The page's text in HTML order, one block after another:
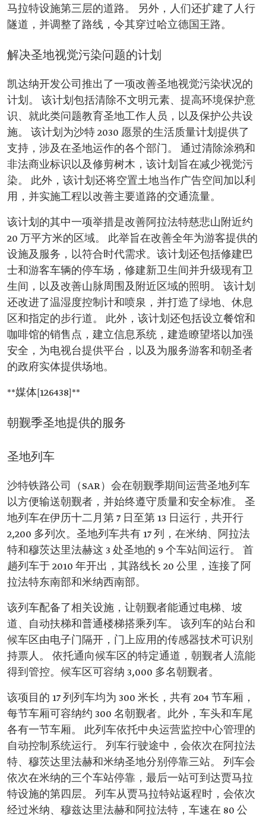
马拉特设施第三层的道路。 另外，人们还扩建了人行
隧道，并调整了路线，令其穿过哈立德国王路。
解决圣地视觉污染问题的计划
凯达纳开发公司推出了一项改善圣地视觉污染状况的
计划。 该计划包括清除不文明元素、提高环境保护意
识、就此类问题教育圣地工作人员，以及保护公共设
施。 该计划为沙特 2030 愿景的生活质量计划提供了
支持，涉及在圣地运作的各个部门。 通过清除涂鸦和
非法商业标识以及修剪树木，该计划旨在减少视觉污
染。 此外，该计划还将空置土地当作广告空间加以利
用，并实施工程以改善主要道路的交通流量。
该计划的其中一项举措是改善阿拉法特慈悲山附近约
20 万平方米的区域。 此举旨在改善全年为游客提供的
设施及服务，以符合时代需求。该计划还包括修建巴
士和游客车辆的停车场，修建新卫生间并升级现有卫
生间，以及改善山脉周围及附近区域的照明。 该计划
还改进了温湿度控制计和喷泉，并打造了绿地、休息
区和指定的步行道。 此外，该计划还包括设立餐馆和
咖啡馆的销售点，建立信息系统，建造瞭望塔以加强
安全，为电视台提供平台，以及为服务游客和朝圣者
的政府实体提供场地。
**媒体[126438]**
朝觐季圣地提供的服务
圣地列车
沙特铁路公司（SAR）会在朝觐季期间运营圣地列车
以方便输送朝觐者，并始终遵守质量和安全标准。 圣
地列车在伊历十二月第 7 日至第 13 日运行，共开行
2,200 多列次。圣地列车共有 17 列，在米纳、阿拉法
特和穆茨达里法赫这 3 处圣地的 9 个车站间运行。 首
趟列车于 2010 年开出，其路线长 20 公里，连接了阿
拉法特东南部和米纳西南部。
该列车配备了相关设施，让朝觐者能通过电梯、坡
道、自动扶梯和普通楼梯搭乘列车。 该列车的站台和
候车区由电子门隔开，门上应用的传感器技术可识别
持票人。 依托通向候车区的特定通道，朝觐者人流能
得到管控。候车区可容纳 3,000 多名朝觐者。
该项目的 17 列列车均为 300 米长，共有 204 节车厢，
每节车厢可容纳约 300 名朝觐者。此外，车头和车尾
各有一节车厢。 此列车依托中央运营监控中心管理的
自动控制系统运行。 列车行驶途中，会依次在阿拉法
特、穆茨达里法赫和米纳圣地分别停靠三站。 列车会
依次在米纳的三个车站停靠，最后一站可到达贾马拉
特设施的第四层。 列车从贾马拉特站返程时，会依次
经过米纳、穆兹达里法赫和阿拉法特，车速在 80 公